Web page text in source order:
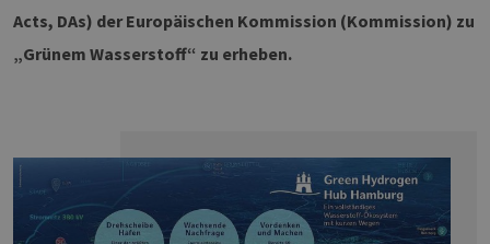
Acts, DAs) der Europäischen Kommission (Kommission) zu
„Grünem Wasserstoff“ zu erheben.